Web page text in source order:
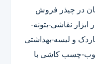
در چیذر فروش
ابزار نقاشی-بتونه-
و لیسه-بهداشتی
چسب کاشی با